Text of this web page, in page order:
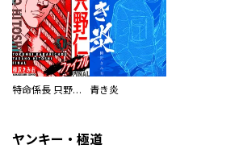
特命係長 只野仁ファイナル 愛蔵版 青き炎
ヤンキー・極道